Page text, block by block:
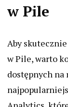
w Pile
Aby
w Pile, warto
dostępnych na